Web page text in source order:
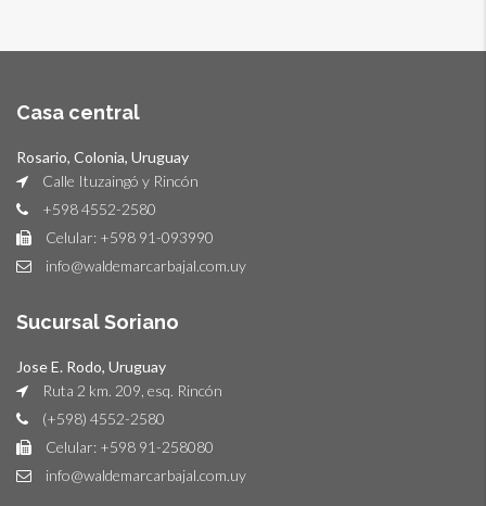
Casa central
Rosario, Colonia, Uruguay
Calle Ituzaingó y Rincón
+598 4552-2580
Celular: +598 91-093990
info@waldemarcarbajal.com.uy
Sucursal Soriano
Jose E. Rodo, Uruguay
Ruta 2 km. 209, esq. Rincón
(+598) 4552-2580
Celular: +598 91-258080
info@waldemarcarbajal.com.uy